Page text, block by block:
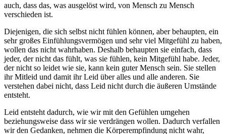
auch, dass das, was ausgelöst wird, von Mensch zu Mensch
verschieden ist.
Diejenigen, die sich selbst nicht fühlen können, aber behaupten, ein
sehr großes Einfühlungsvermögen und sehr viel Mitgefühl zu haben,
wollen das nicht wahrhaben. Deshalb behaupten sie einfach, dass
jeder, der nicht das fühlt, was sie fühlen, kein Mitgefühl habe. Jeder,
der nicht so leidet wie sie, kann kein guter Mensch sein. Sie stellen
ihr Mitleid und damit ihr Leid über alles und alle anderen. Sie
verstehen dabei nicht, dass Leid nicht durch die äußeren Umstände
entsteht.
Leid entsteht dadurch, wie wir mit den Gefühlen umgehen
beziehungsweise dass wir sie verdrängen wollen. Dadurch verfallen
wir den Gedanken, nehmen die Körperempfindung nicht wahr,